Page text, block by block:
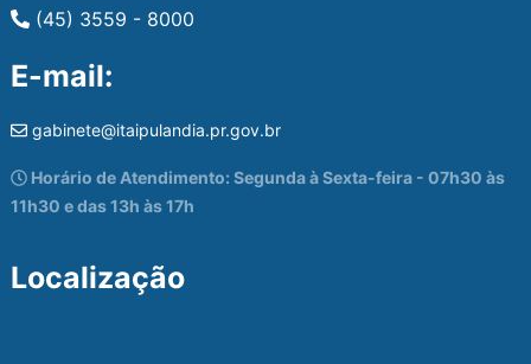
(45) 3559 - 8000
E-mail:
gabinete@itaipulandia.pr.gov.br
Horário de Atendimento: Segunda à Sexta-feira - 07h30 às
11h30 e das 13h às 17h
Localização